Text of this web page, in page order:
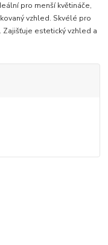
pro menší květináče,
vzhled. Skvélé pro
estetický vzhled a